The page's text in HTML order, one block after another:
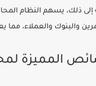
إلى ذلك، يسهم النظام
والبنوك والعملاء، مما
المميزة